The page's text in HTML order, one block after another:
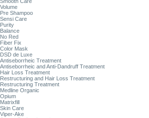
Volume
Pre Shampoo
Sensi Care
Purity
Balance
No Red
Fiber Fix
Color Mask
DSD de Luxe
Antiseborrheic Treatment
Antiseborrheic and Anti-Dandruff Treatment
Hair Loss Treatment
Restructuring and Hair Loss Treatment
Restructuring Treatment
Medline Organic
Opium
Matrixfill
Skin Care
Viper-Ake